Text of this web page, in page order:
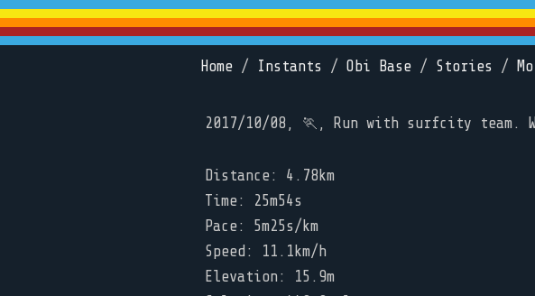
Home / Instants / Obi Base / Stories /
2017/10/08, 🏃, Run with surfcity team.
Distance: 4.78km
Time: 25m54s
Pace: 5m25s/km
Speed: 11.1km/h
Elevation: 15.9m